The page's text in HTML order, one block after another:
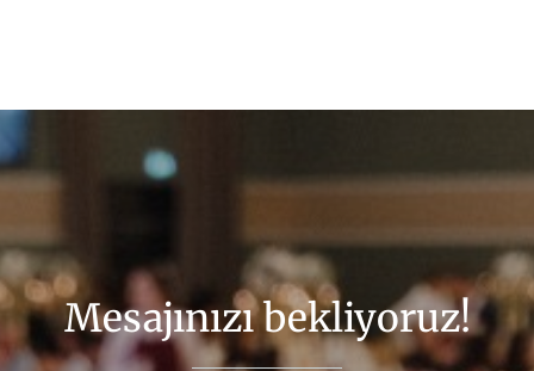
Mesajınızı bekliyoruz!